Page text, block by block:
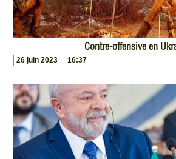
Contre-offensive en
26 juin 2023 16:37